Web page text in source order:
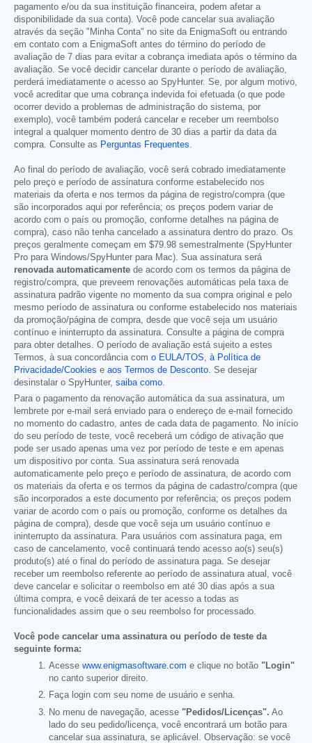
pagamento e/ou da sua instituição financeira, podem afetar a
disponibilidade da sua conta). Você pode cancelar sua avaliação
através da seção "Minha Conta" no site da EnigmaSoft ou entrando
em contato com a EnigmaSoft antes do término do período de
avaliação de 7 dias para evitar a cobrança imediata após o término da
avaliação. Se você decidir cancelar durante o período de avaliação,
perderá imediatamente o acesso ao SpyHunter. Se, por algum motivo,
você acreditar que uma cobrança indevida foi efetuada (o que pode
ocorrer devido a problemas de administração do sistema, por
exemplo), você também poderá cancelar e receber um reembolso
integral a qualquer momento dentro de 30 dias a partir da data da
compra. Consulte as Perguntas Frequentes.
Ao final do período de avaliação, você será cobrado imediatamente
pelo preço e período de assinatura conforme estabelecido nos
materiais da oferta e nos termos da página de registro/compra (que
são incorporados aqui por referência; os preços podem variar de
acordo com o país ou promoção, conforme detalhes na página de
compra), caso não tenha cancelado a assinatura dentro do prazo. Os
preços geralmente começam em $79.98 semestralmente (SpyHunter
Pro para Windows/SpyHunter para Mac). Sua assinatura será
renovada automaticamente de acordo com os termos da página de
registro/compra, que preveem renovações automáticas pela taxa de
assinatura padrão vigente no momento da sua compra original e pelo
mesmo período de assinatura ou conforme estabelecido nos materiais
da promoção/página de compra, desde que você seja um usuário
contínuo e ininterrupto da assinatura. Consulte a página de compra
para obter detalhes. O período de avaliação está sujeito a estes
Termos, à sua concordância com o EULA/TOS, à Política de
Privacidade/Cookies e aos Termos de Desconto. Se desejar
desinstalar o SpyHunter, saiba como.
Para o pagamento da renovação automática da sua assinatura, um
lembrete por e-mail será enviado para o endereço de e-mail fornecido
no momento do cadastro, antes de cada data de pagamento. No início
do seu período de teste, você receberá um código de ativação que
pode ser usado apenas uma vez por período de teste e em apenas
um dispositivo por conta. Sua assinatura será renovada
automaticamente pelo preço e período de assinatura, de acordo com
os materiais da oferta e os termos da página de cadastro/compra (que
são incorporados a este documento por referência; os preços podem
variar de acordo com o país ou promoção, conforme os detalhes da
página de compra), desde que você seja um usuário contínuo e
ininterrupto da assinatura. Para usuários com assinatura paga, em
caso de cancelamento, você continuará tendo acesso ao(s) seu(s)
produto(s) até o final do período de assinatura paga. Se desejar
receber um reembolso referente ao período de assinatura atual, você
deve cancelar e solicitar o reembolso em até 30 dias após a sua
última compra, e você deixará de ter acesso a todas as
funcionalidades assim que o seu reembolso for processado.
Você pode cancelar uma assinatura ou período de teste da
seguinte forma:
Acesse www.enigmasoftware.com e clique no botão "Login"
no canto superior direito.
Faça login com seu nome de usuário e senha.
No menu de navegação, acesse "Pedidos/Licenças". Ao
lado do seu pedido/licença, você encontrará um botão para
cancelar sua assinatura, se aplicável. Observação: se você